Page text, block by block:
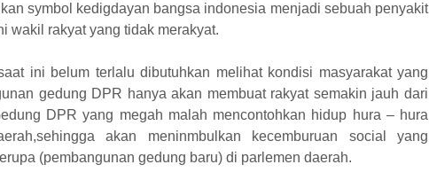
symbol kedigdayan bangsa indonesia menjadi sebuah penyakit
wakil rakyat yang tidak merakyat.
ini belum terlalu dibutuhkan melihat kondisi masyarakat yang
gedung DPR hanya akan membuat rakyat semakin jauh dari
DPR yang megah malah mencontohkan hidup hura – hura
akan meninmbulkan kecemburuan social yang
(pembangunan gedung baru) di parlemen daerah.